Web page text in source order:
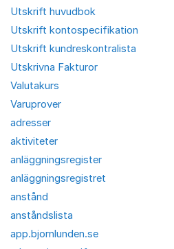
Utskrift huvudbok
Utskrift kontospecifikation
Utskrift kundreskontralista
Utskrivna Fakturor
Valutakurs
Varuprover
adresser
aktiviteter
anläggningsregister
anläggningsregistret
anstånd
anståndslista
app.bjornlunden.se